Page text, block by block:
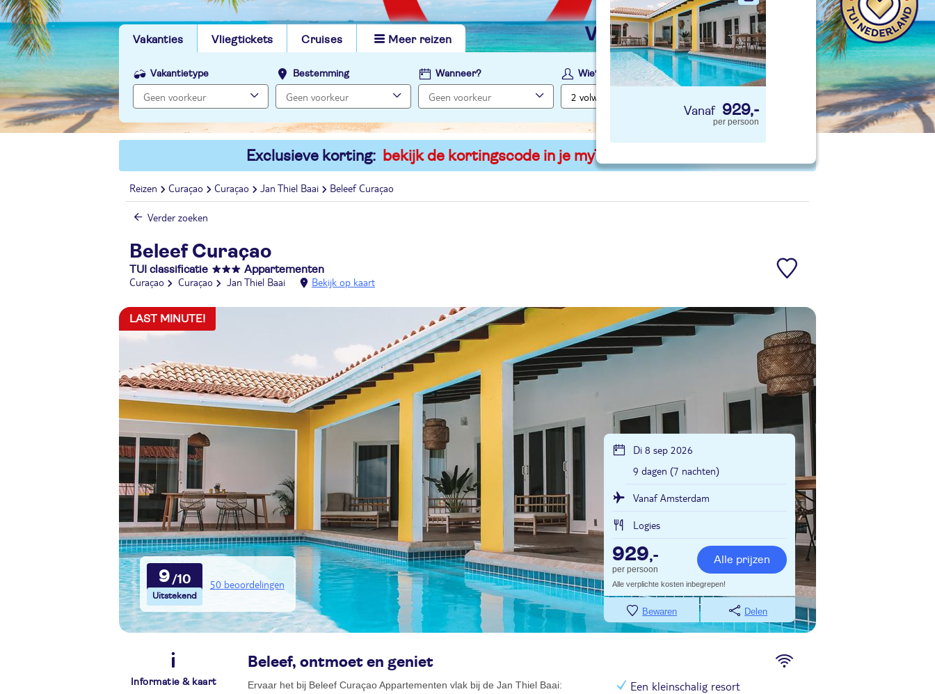
929,-
per persoon
Vakanties Vliegtickets Cruises Meer reizen vind jouw ideale vakantie
Vakantietype Bestemming Wanneer? Wie?
Exclusieve korting: bekijk de kortingscode in je myTUI account
Reizen Curaçao Curaçao Jan Thiel Baai Beleef Curaçao
Verder zoeken
Beleef Curaçao
TUI classificatie Appartementen
Curaçao Curaçao Jan Thiel Baai Bekijk op kaart
9 50 beoordelingen
LAST MINUTE!
Di 8 sep 2026
9 dagen (7 nachten)
Vanaf Amsterdam
Logies
929,-
per persoon
Alle prijzen
Alle verplichte kosten inbegrepen!
Bewaren Delen
Informatie & kaart
Beleef, ontmoet en geniet
Ervaar het bij Beleef Curaçao Appartementen vlak bij de Jan Thiel Baai:
Een kleinschalig resort